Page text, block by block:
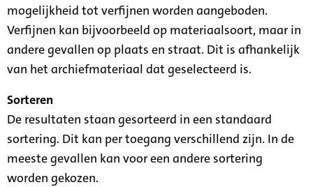
mogelijkheid tot verfijnen worden aangeboden.
Verfijnen kan bijvoorbeeld op materiaalsoort, maar in
andere gevallen op plaats en straat. Dit is afhankelijk
van het archiefmateriaal dat geselecteerd is.
Sorteren
De resultaten staan gesorteerd in een standaard
sortering. Dit kan per toegang verschillend zijn. In de
meeste gevallen kan voor een andere sortering
worden gekozen.